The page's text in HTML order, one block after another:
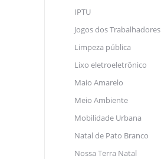
IPTU
Jogos dos Trabalhadores
Limpeza pública
Lixo eletroeletrônico
Maio Amarelo
Meio Ambiente
Mobilidade Urbana
Natal de Pato Branco
Nossa Terra Natal